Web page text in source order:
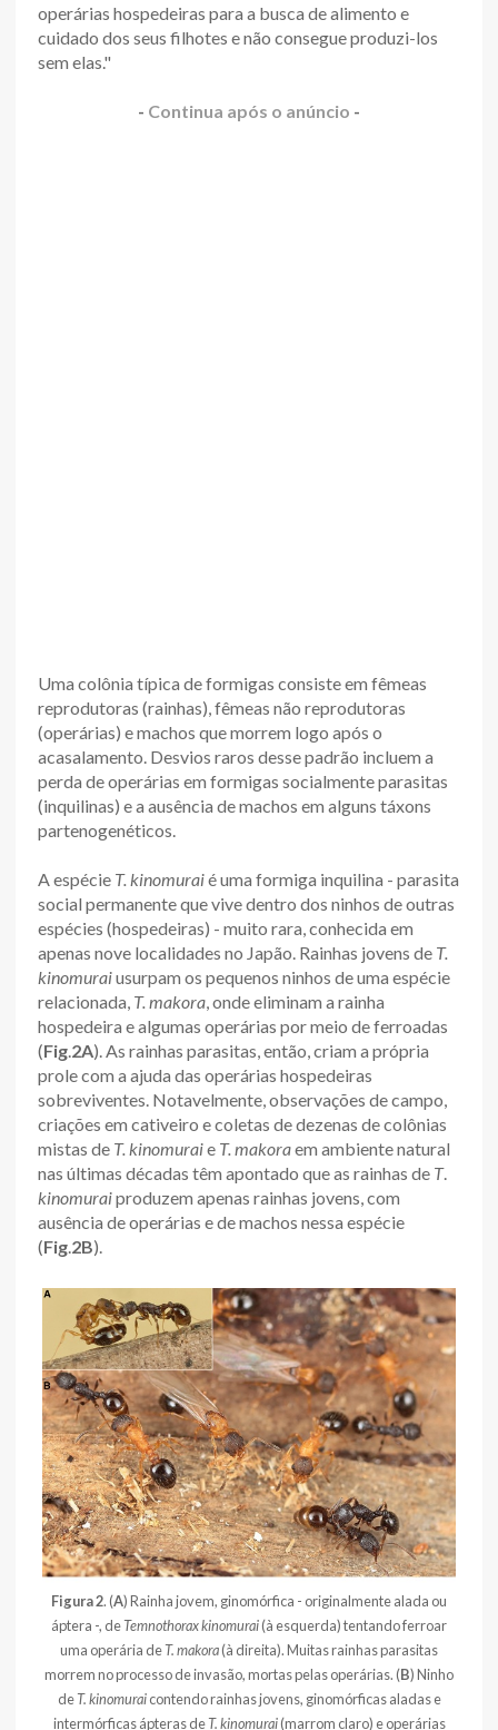
operárias hospedeiras para a busca de alimento e
cuidado dos seus filhotes e não consegue produzi-los
sem elas."
- Continua após o anúncio -
Uma colônia típica de formigas consiste em fêmeas
reprodutoras (rainhas), fêmeas não reprodutoras
(operárias) e machos que morrem logo após o
acasalamento. Desvios raros desse padrão incluem a
perda de operárias em formigas socialmente parasitas
(inquilinas) e a ausência de machos em alguns táxons
partenogenéticos.
A espécie T. kinomuraié uma formiga inquilina - parasita
social permanente que vive dentro dos ninhos de outras
espécies (hospedeiras) - muito rara, conhecida em
apenas nove localidades no Japão. Rainhas jovens de T.
kinomuraiusurpam os pequenos ninhos de uma espécie
relacionada, T. makora, onde eliminam a rainha
hospedeira e algumas operárias por meio de ferroadas
(Fig.2A). As rainhas parasitas, então, criam a própria
prole com a ajuda das operárias hospedeiras
sobreviventes. Notavelmente, observações de campo,
criações em cativeiro e coletas de dezenas de colônias
mistas de T. kinomuraie T. makoraem ambiente natural
nas últimas décadas têm apontado que as rainhas de T.
kinomuraiproduzem apenas rainhas jovens, com
ausência de operárias e de machos nessa espécie
(Fig.2B).
Figura 2. (A) Rainha jovem, ginomórfica - originalmente alada ou
áptera -, deTemnothorax kinomurai(à esquerda) tentando ferroar
uma operária deT. makora(à direita). Muitas rainhas parasitas
morrem no processo de invasão, mortas pelas operárias. (B) Ninho
deT. kinomuraicontendo rainhas jovens, ginomórficas aladas e
intermórficas ápteras deT. kinomurai(marrom claro) e operárias